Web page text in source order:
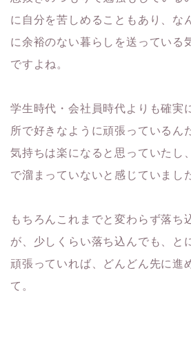
に自分を苦しめることもあり、な
に余裕のない暮らしを送っている
ですよね。
学生時代・会社員時代よりも確実
所で好きなように頑張っているん
気持ちは楽になると思っていたし
で溜まっていないと感じていまし
もちろんこれまでと変わらず落ち
が、少しくらい落ち込んでも、と
頑張っていれば、どんどん先に進
て。